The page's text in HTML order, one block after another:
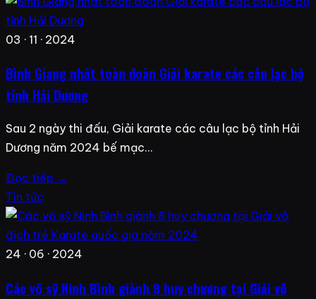
03 · 11 · 2024
Bình Giang nhất toàn đoàn Giải karate các câu lạc bộ
tỉnh Hải Dương
Sau 2 ngày thi đấu, Giải karate các câu lạc bộ tỉnh Hải
Dương năm 2024 bế mạc…
Đọc tiếp →
Tin tức
24 · 06 · 2024
Các võ sỹ Ninh Bình giành 8 huy chương tại Giải vô